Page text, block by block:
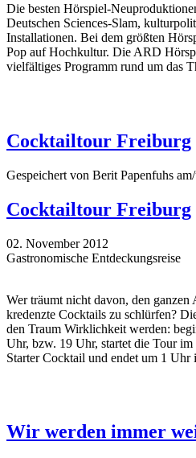
Die besten Hörspiel-
Deutschen Sciences-Slam,
Installationen. Bei dem größten
Pop auf Hochkultur. Die ARD
vielfältiges Programm rund um das
Cocktailtour Freiburg
Gespeichert von Berit Papenfuhs
Cocktailtour Freiburg
02. November 2012
Gastronomische Entdeckungsreise
Wer träumt nicht davon, den ganzen
kredenzte Cocktails zu schlürfen?
den Traum Wirklichkeit werden:
Uhr, bzw. 19 Uhr, startet die Tour
Starter Cocktail und endet um 1 Uhr
Wir werden immer